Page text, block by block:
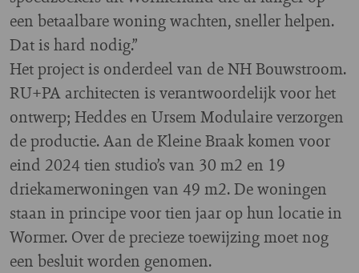
een betaalbare woning wachten, sneller helpen.
Dat is hard nodig.”
Het project is onderdeel van de NH Bouwstroom.
RU+PA architecten is verantwoordelijk voor het
ontwerp; Heddes en Ursem Modulaire verzorgen
de productie. Aan de Kleine Braak komen voor
eind 2024 tien studio’s van 30 m2 en 19
driekamerwoningen van 49 m2. De woningen
staan in principe voor tien jaar op hun locatie in
Wormer. Over de precieze toewijzing moet nog
een besluit worden genomen.